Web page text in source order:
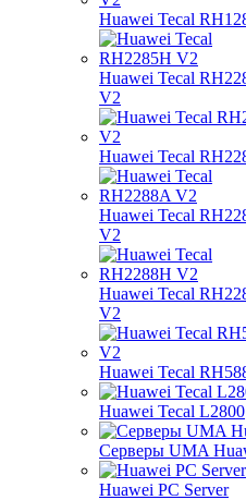
Huawei Tecal
Huawei Tecal
V2
Huawei Tecal
Huawei Tecal
V2
Huawei Tecal
V2
Huawei Tecal
Huawei Tecal L2800
Серверы UMA
Huawei PC Server